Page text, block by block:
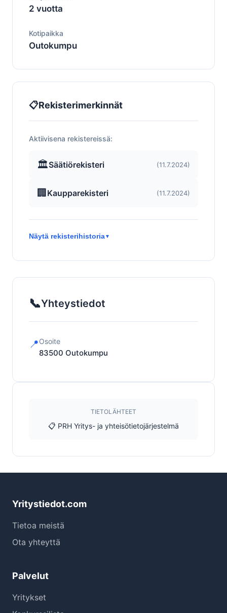
2 vuotta
Kotipaikka
Outokumpu
📋Rekisterimerkinnät
Aktiivisena rekistereissä:
🏛️Säätiörekisteri (11.7.2024)
🏢 Kaupparekisteri (11.7.2024)
Näytä rekisterihistoria▼
📞Yhteystiedot
📍Osoite
83500 Outokumpu
TIETOLÄHTEET
📋 PRH Yritys- ja yhteisötietojärjestelmä
Yritystiedot.com
Tietoa meistä
Ota yhteyttä
Palvelut
Yritykset